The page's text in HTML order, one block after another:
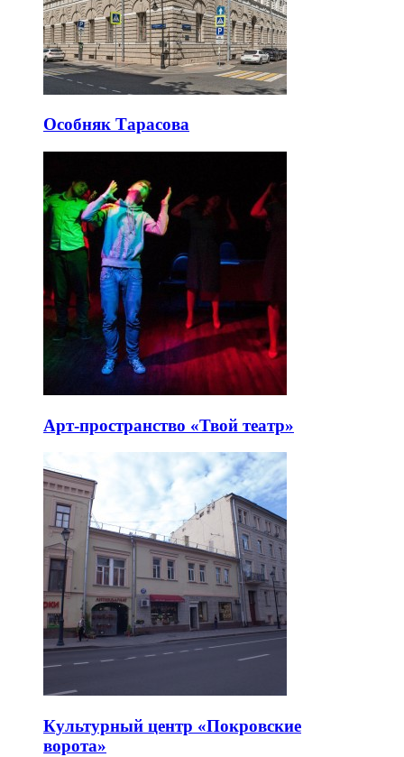
Особняк Тарасова
Арт-пространство «Твой театр»
Культурный центр «Покровские
ворота»